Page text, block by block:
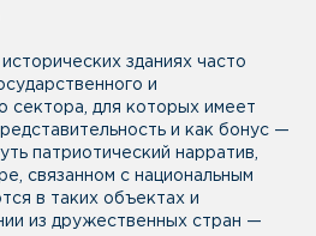
зданиях часто
и
сектора, для которых имеет
и как бонус —
патриотический нарратив,
связанном с национальным
в таких объектах и
из дружественных стран —